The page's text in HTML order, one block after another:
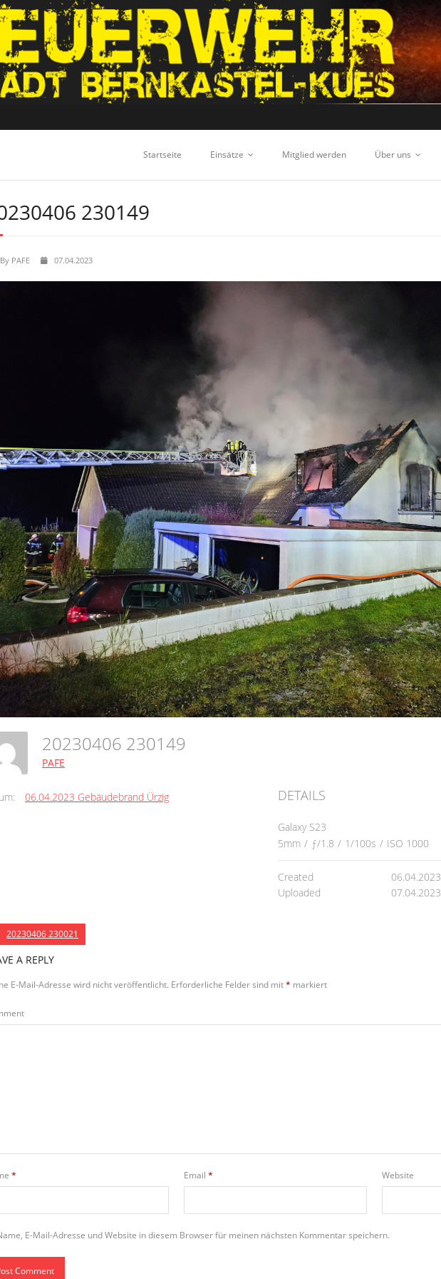
Startseite Einsätze Mitglied werden Über uns
230149
By PAFE 07.04.2023
20230406 230149
PAFE
06.04.2023 Gebäudebrand Ürzig DETAILS
Galaxy S23
5mm / ƒ/1.8 / 1/100s / ISO 1000
Created
06.04.2023
Uploaded
07.04.2023
20230406 230021
A REPLY
E-Mail-Adresse wird nicht veröffentlicht. Erforderliche Felder sind mit* markiert
* Email * Website
E-Mail-Adresse und Website in diesem Browser für meinen nächsten Kommentar speichern.